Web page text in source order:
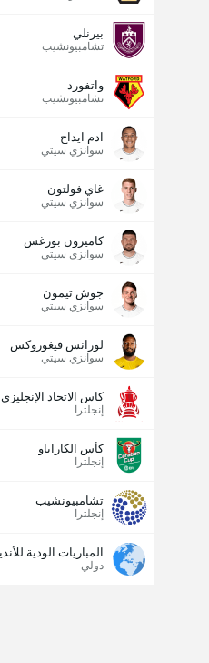
بيرنلي
تشامبيونشيب
واتفورد
تشامبيونشيب
ادم ايداح
سوانزي سيتي
غاي فولتون
سوانزي سيتي
كاميرون بورغس
سوانزي سيتي
جوش تيمون
سوانزي سيتي
لورانس فيغوروكس
سوانزي سيتي
كاس الاتحاد الإنجليزي
إنجلترا
كأس الكاراباو
إنجلترا
تشامبيونشيب
إنجلترا
المباريات الودية
دولي